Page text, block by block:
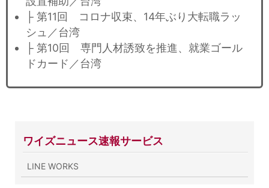
├ 第11回 コロナ収束、14年ぶり大転職ラッ
シュ／台湾
├ 第10回 専門人材誘致を推進、就業ゴール
ドカード／台湾
ワイズニュース速報サービス
LINE WORKS